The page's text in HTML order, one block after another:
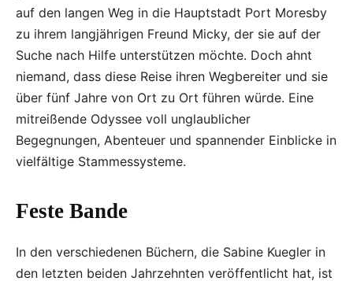
auf den langen Weg in die Hauptstadt Port Moresby
zu ihrem langjährigen Freund Micky, der sie auf der
Suche nach Hilfe unterstützen möchte. Doch ahnt
niemand, dass diese Reise ihren Wegbereiter und sie
über fünf Jahre von Ort zu Ort führen würde. Eine
mitreißende Odyssee voll unglaublicher
Begegnungen, Abenteuer und spannender Einblicke in
vielfältige Stammessysteme.
Feste Bande
In den verschiedenen Büchern, die Sabine Kuegler in
den letzten beiden Jahrzehnten veröffentlicht hat, ist